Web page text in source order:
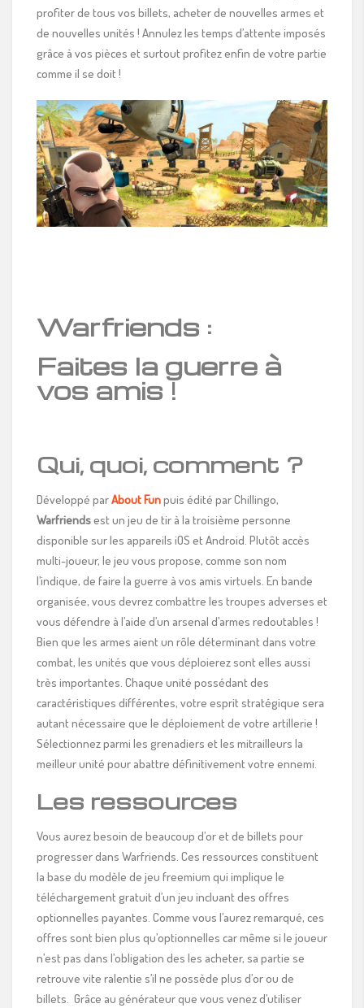
profiter de tous vos billets, acheter de nouvelles armes et
de nouvelles unités ! Annulez les temps d’attente imposés
grâce à vos pièces et surtout profitez enfin de votre partie
comme il se doit !
Warfriends :
Faites la guerre à
vos amis !
Qui, quoi, comment ?
Développé parAbout Funpuis édité par Chillingo,
Warfriendsest un jeu de tir à la troisième personne
disponible sur les appareils iOS et Android. Plutôt accès
multi-joueur, le jeu vous propose, comme son nom
l’indique, de faire la guerre à vos amis virtuels. En bande
organisée, vous devrez combattre les troupes adverses et
vous défendre à l’aide d’un arsenal d’armes redoutables !
Bien que les armes aient un rôle déterminant dans votre
combat, les unités que vous déploierez sont elles aussi
très importantes. Chaque unité possédant des
caractéristiques différentes, votre esprit stratégique sera
autant nécessaire que le déploiement de votre artillerie !
Sélectionnez parmi les grenadiers et les mitrailleurs la
meilleur unité pour abattre définitivement votre ennemi.
Les ressources
Vous aurez besoin de beaucoup d’or et de billets pour
progresser dans Warfriends. Ces ressources constituent
la base du modèle de jeu freemium qui implique le
téléchargement gratuit d’un jeu incluant des offres
optionnelles payantes. Comme vous l’aurez remarqué, ces
offres sont bien plus qu’optionnelles car même si le joueur
n’est pas dans l’obligation des les acheter, sa partie se
retrouve vite ralentie s’il ne possède plus d’or ou de
billets. Grâce au générateur que vous venez d’utiliser